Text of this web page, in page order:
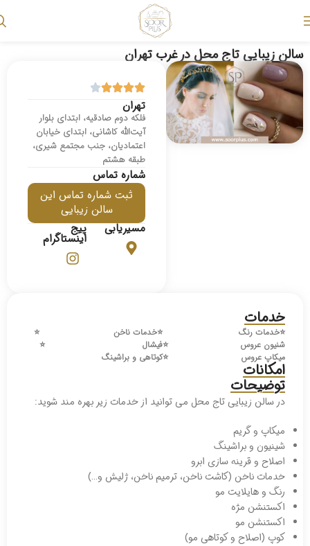
سالن زیبایی تاج محل در غرب تهران
تهران
فلکه دوم صادقیه، ابتدای بلوار
آیت‌الله کاشانی، ابتدای خیابان
اعتمادیان، جنب مجتمع شیری،
طبقه هشتم
شماره تماس
ثبت شماره تماس این
سالن زیبایی
مسیریابی
پیج
اینستاگرام
خدمات
⭐️خدمات رنگ ⭐️خدمات ناخن
⭐️
شنیون عروس
⭐️فیشال
⭐️
میکاپ عروس
⭐️کوتاهی و براشینگ
امکانات
توضیحات
در سالن زیبایی تاج محل می توانید از خدمات زیر بهره مند شوید:
میکاپ و گریم
شینیون و براشینگ
اصلاح و قرینه سازی ابرو
خدمات ناخن (کاشت ناخن، ترمیم ناخن، ژلیش و…)
رنگ و هایلایت مو
اکستنشن مژه
اکستنشن مو
کوپ (اصلاح و کوتاهی مو)